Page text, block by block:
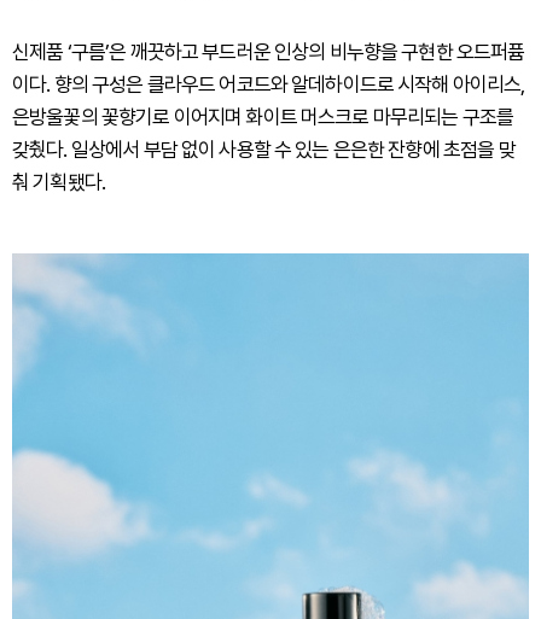
신제품 ‘구름’은 깨끗하고 부드러운 인상의 비누향을 구현한 오드퍼퓸
이다. 향의 구성은 클라우드 어코드와 알데하이드로 시작해 아이리스,
은방울꽃의 꽃향기로 이어지며 화이트 머스크로 마무리되는 구조를
갖췄다. 일상에서 부담 없이 사용할 수 있는 은은한 잔향에 초점을 맞
춰 기획됐다.